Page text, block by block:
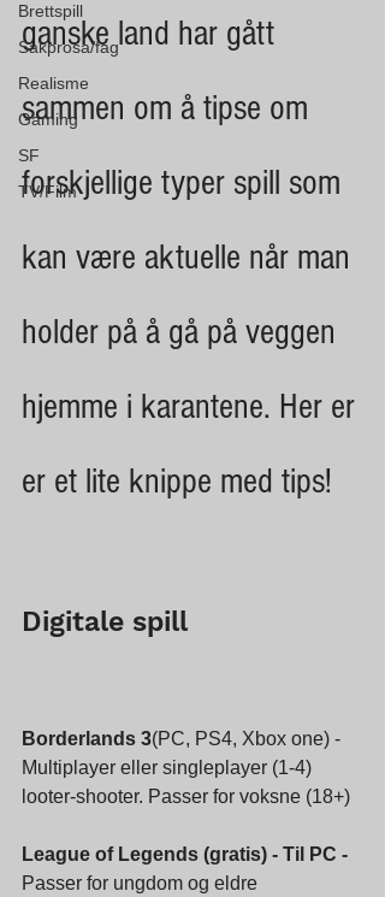
Brettspill
Sakprosa/fag
Realisme
Gaming
SF
TV/Film
ganske land har gått
sammen om å tipse om
forskjellige typer spill som
kan være aktuelle når man
holder på å gå på veggen
hjemme i karantene. Her er
er et lite knippe med tips!
Digitale spill
Borderlands 3(PC, PS4, Xbox one) -
Multiplayer eller singleplayer (1-4)
looter-shooter. Passer for voksne (18+)
League of Legends (gratis) - Til PC -
Passer for ungdom og eldre